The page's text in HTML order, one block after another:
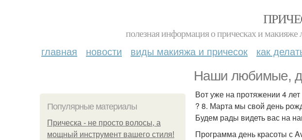
полезная информация о прическах и макияже
главная новости виды макияжа и причесок как
Наши любимые,
Популярные материалы
Прическа - не просто волосы, а
мощный инструмент вашего стиля!
Вот уже на протяжении 4
? 8. Марта мы свой день
Будем рады видеть вас на
Программа день красоты с